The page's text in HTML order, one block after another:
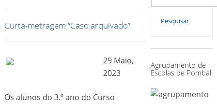
Curta-metragem “Caso arquivado”
29 Maio,
2023
Os alunos do 3.º ano do Curso
for:
Pesquisar
Agrupamento de
Escolas de Pombal